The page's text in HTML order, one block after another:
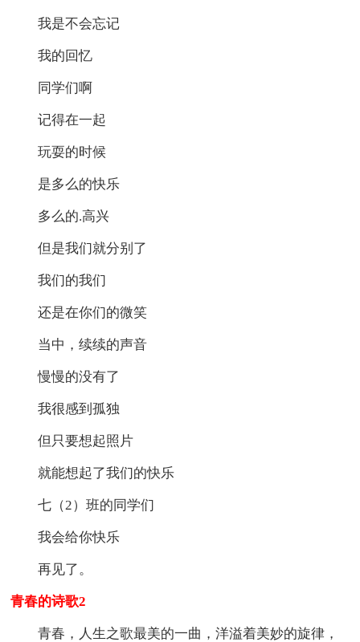
我是不会忘记
我的回忆
同学们啊
记得在一起
玩耍的时候
是多么的快乐
多么的.高兴
但是我们就分别了
我们的我们
还是在你们的微笑
当中，续续的声音
慢慢的没有了
我很感到孤独
但只要想起照片
就能想起了我们的快乐
七（2）班的同学们
我会给你快乐
再见了。
青春的诗歌2
青春，人生之歌最美的一曲，洋溢着美妙的旋律，